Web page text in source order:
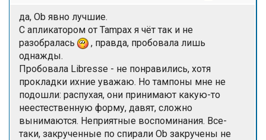
да, Ob явно лучшие.
С апликатором от Tampax я чёт так и не
разобралась
, правда, пробовала лишь
однажды.
Пробовала Libresse - не понравились, хотя
прокладки ихние уважаю. Но тампоны мне не
подошли: распухая, они принимают какую-то
неестественную форму, давят, сложно
вынимаются. Неприятные воспоминания. Все-
таки, закрученные по спирали Ob закручены не